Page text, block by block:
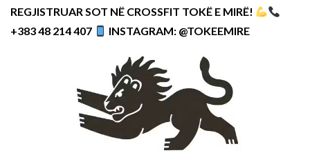
REGJISTRUAR SOT NË CROSSFIT TOKË E MIRË!
+383 48 214 407
INSTAGRAM: @TOKEEMIRE